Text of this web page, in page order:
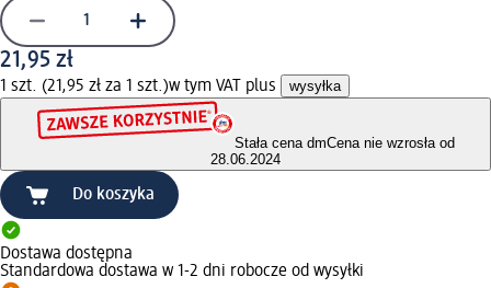
21,95 zł
1 szt. (21,95 zł za 1 szt.)w tym VAT plus wysyłka
Stała cena dmCena nie wzrosła od
28.06.2024
Do koszyka
Dostawa dostępna
Standardowa dostawa w 1-2 dni robocze od wysyłki